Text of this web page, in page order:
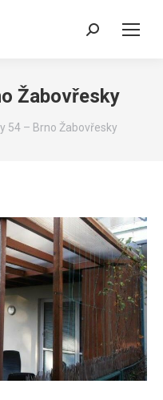
Search:
Žabovřesky
54 – Brno Žabovřesky